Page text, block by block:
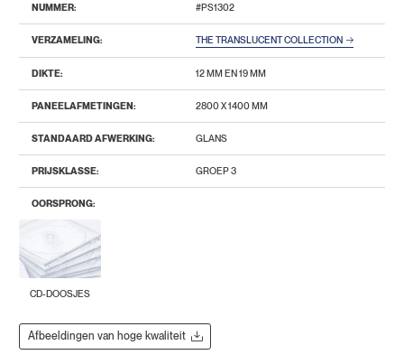
NUMMER: #PS1302
VERZAMELING: THE TRANSLUCENT COLLECTION
DIKTE: 12 MM EN 19 MM
PANEELAFMETINGEN: 2800 Х 1400 MM
STANDAARD AFWERKING: GLANS
PRIJSKLASSE: GROEP 3
OORSPRONG:
CD-DOOSJES
Afbeeldingen van hoge kwaliteit